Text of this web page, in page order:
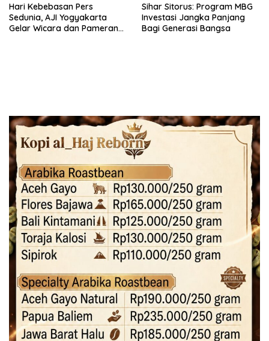
Hari Kebebasan Pers
Sedunia, AJI Yogyakarta
Gelar Wicara dan Pameran
Sihar Sitorus: Program MBG
Investasi Jangka Panjang
Bagi Generasi Bangsa